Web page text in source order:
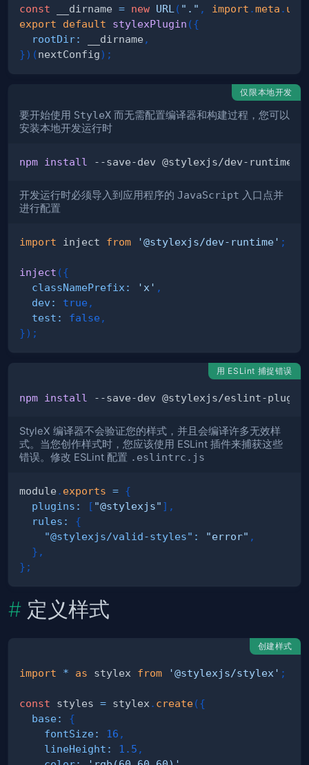
const __dirname = new URL ( "." , import .meta . url
export
default stylexPlugin ({
rootDir: __dirname ,
}) (nextConfig) ;
仅限本地开发
要开始使用 StyleX 而无需配置编译器和构建过程，您可以
安装本地开发运行时
npm install
开发运行时必须导入到应用程序的 JavaScript 入口点并
进行配置
import inject from '@stylexjs/dev-runtime' ;
inject ({
classNamePrefix : 'x' ,
dev : true ,
test : false ,
}) ;
用 ESLint 捕捉错误
npm install
StyleX 编译器不会验证您的样式，并且会编译许多无效样
式。当您创作样式时，您应该使用 ESLint 插件来捕获这些
错误。修改 ESLint 配置 .eslintrc.js
module . exports = {
plugins : [ "@stylexjs" ] ,
rules :
{
"@stylexjs/valid-styles" : "error" ,
} ,
} ;
定义样式
创建样式
import * as stylex from '@stylexjs/stylex' ;
const styles = stylex . create({
base:
{
fontSize: 16 ,
lineHeight : 1.5 ,